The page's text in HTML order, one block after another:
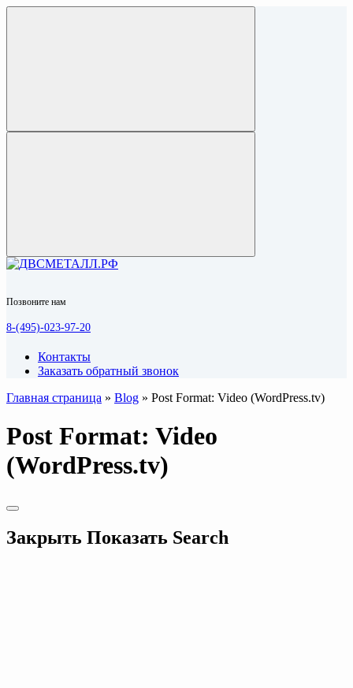
Позвоните нам
8-(495)-023-97-20
Контакты
Заказать обратный звонок
Главная страница » Blog » Post Format: Video (WordPress.tv)
Post Format: Video
(WordPress.tv)
Закрыть Показать Search